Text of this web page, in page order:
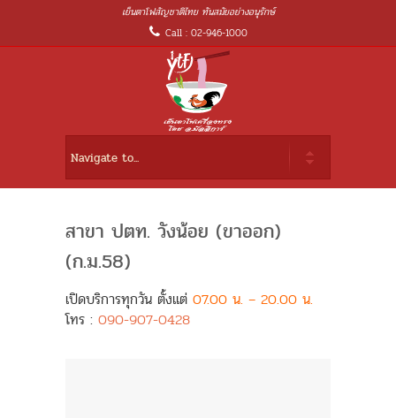
เย็นตาโฟสัญชาติไทย ทันสมัยอย่างอนุรักษ์
Call : 02-946-1000
สาขา ปตท. วังน้อย (ขาออก)
(ก.ม.58)
เปิดบริการทุกวัน ตั้งแต่ 07.00 น. – 20.00 น.
โทร : 090-907-0428